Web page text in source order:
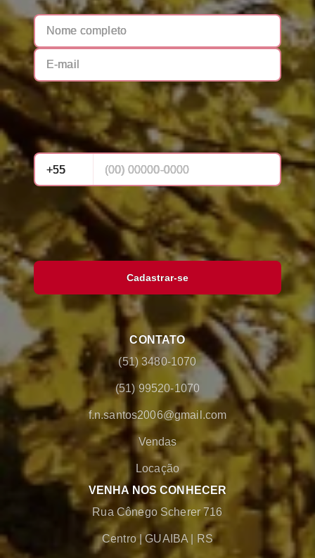
Cadastrar-se
CONTATO
(51) 3480-1070
(51) 99520-1070
f.n.santos2006@gmail.com
Vendas
Locação
VENHA NOS CONHECER
Rua Cônego Scherer 716
Centro |GUAIBA RS